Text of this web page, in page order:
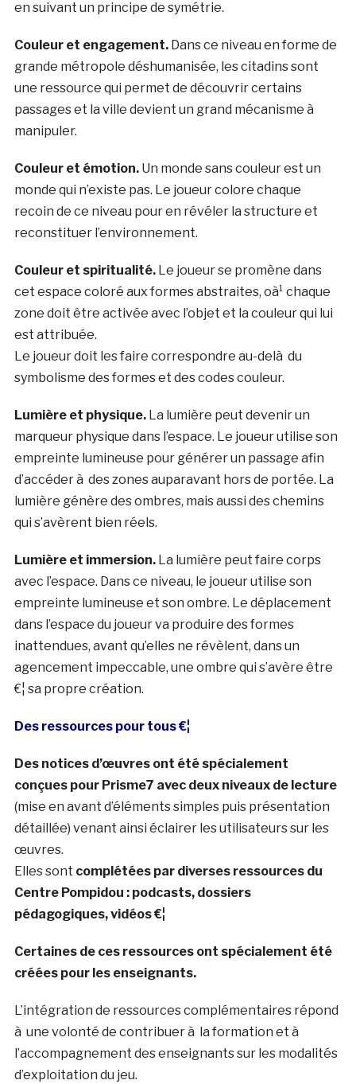
en suivant un principe de symétrie.
Couleur et engagement.Dans ce niveau en forme de
grande métropole déshumanisée, les citadins sont
une ressource qui permet de découvrir certains
passages et la ville devient un grand mécanisme à
manipuler.
Couleur et émotion.Un monde sans couleur est un
monde qui n’existe pas. Le joueur colore chaque
recoin de ce niveau pour en révéler la structure et
reconstituer l’environnement.
Couleur et spiritualité. Le joueur se promène dans
cet espace coloré aux formes abstraites, oà¹ chaque
zone doit être activée avec l’objet et la couleur qui lui
est attribuée.
Le joueur doit les faire correspondre au-delà du
symbolisme des formes et des codes couleur.
Lumière et physique.La lumière peut devenir un
marqueur physique dans l’espace. Le joueur utilise son
empreinte lumineuse pour générer un passage afin
d’accéder à des zones auparavant hors de portée. La
lumière génère des ombres, mais aussi des chemins
qui s’avèrent bien réels.
Lumière et immersion. La lumière peut faire corps
avec l’espace. Dans ce niveau, le joueur utilise son
empreinte lumineuse et son ombre. Le déplacement
dans l’espace du joueur va produire des formes
inattendues, avant qu’elles ne révèlent, dans un
agencement impeccable, une ombre qui s’avère être
€¦ sa propre création.
Des ressources pour tous €¦
Des notices d’œuvres ont été spécialement
conçues pour Prisme7 avec deux niveaux de lecture
(mise en avant d’éléments simples puis présentation
détaillée) venant ainsi éclairer les utilisateurs sur les
œuvres.
Elles sont complétées par diverses ressources du
Centre Pompidou : podcasts, dossiers
pédagogiques, vidéos €¦
Certaines de ces ressources ont spécialement été
créées pour les enseignants.
L’intégration de ressources complémentaires répond
à une volonté de contribuer à la formation et à
l’accompagnement des enseignants sur les modalités
d’exploitation du jeu.